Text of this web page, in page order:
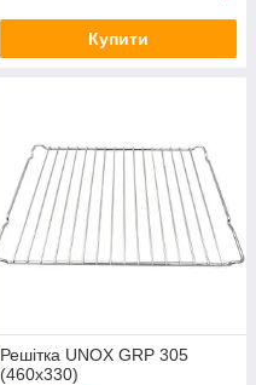
Купити
Решітка UNOX GRP 305
(460x330)